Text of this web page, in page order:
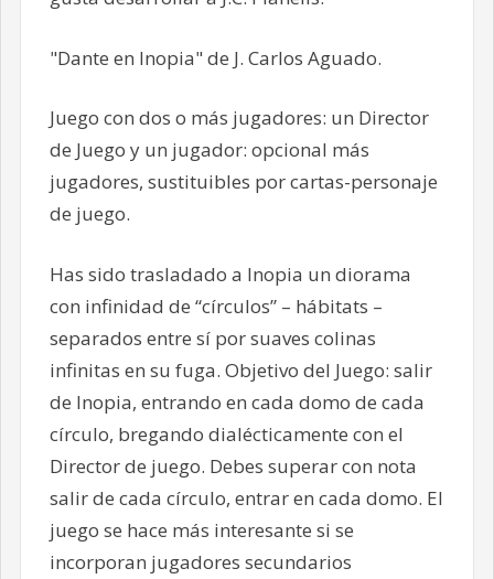
"Dante en Inopia" de J. Carlos Aguado.
Juego con dos o más jugadores: un Director
de Juego y un jugador: opcional más
jugadores, sustituibles por cartas-personaje
de juego.
Has sido trasladado a Inopia un diorama
con infinidad de “círculos” – hábitats –
separados entre sí por suaves colinas
infinitas en su fuga. Objetivo del Juego: salir
de Inopia, entrando en cada domo de cada
círculo, bregando dialécticamente con el
Director de juego. Debes superar con nota
salir de cada círculo, entrar en cada domo. El
juego se hace más interesante si se
incorporan jugadores secundarios